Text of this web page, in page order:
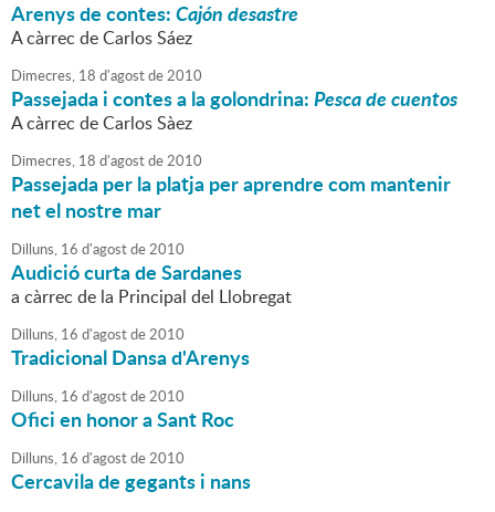
Arenys de contes:Cajón desastre
A càrrec de Carlos Sáez
Dimecres, 18 d'agostde2010
Passejada i contes a la golondrina:Pesca de cuentos
A càrrec de Carlos Sàez
Dimecres, 18 d'agostde2010
Passejada per la platja per aprendre com mantenir
net el nostre mar
Dilluns, 16 d'agostde2010
Audició curta de Sardanes
a càrrec de la Principal del Llobregat
Dilluns, 16 d'agostde2010
Tradicional Dansa d'Arenys
Dilluns, 16 d'agostde2010
Ofici en honor a Sant Roc
Dilluns, 16 d'agostde2010
Cercavila de gegants i nans